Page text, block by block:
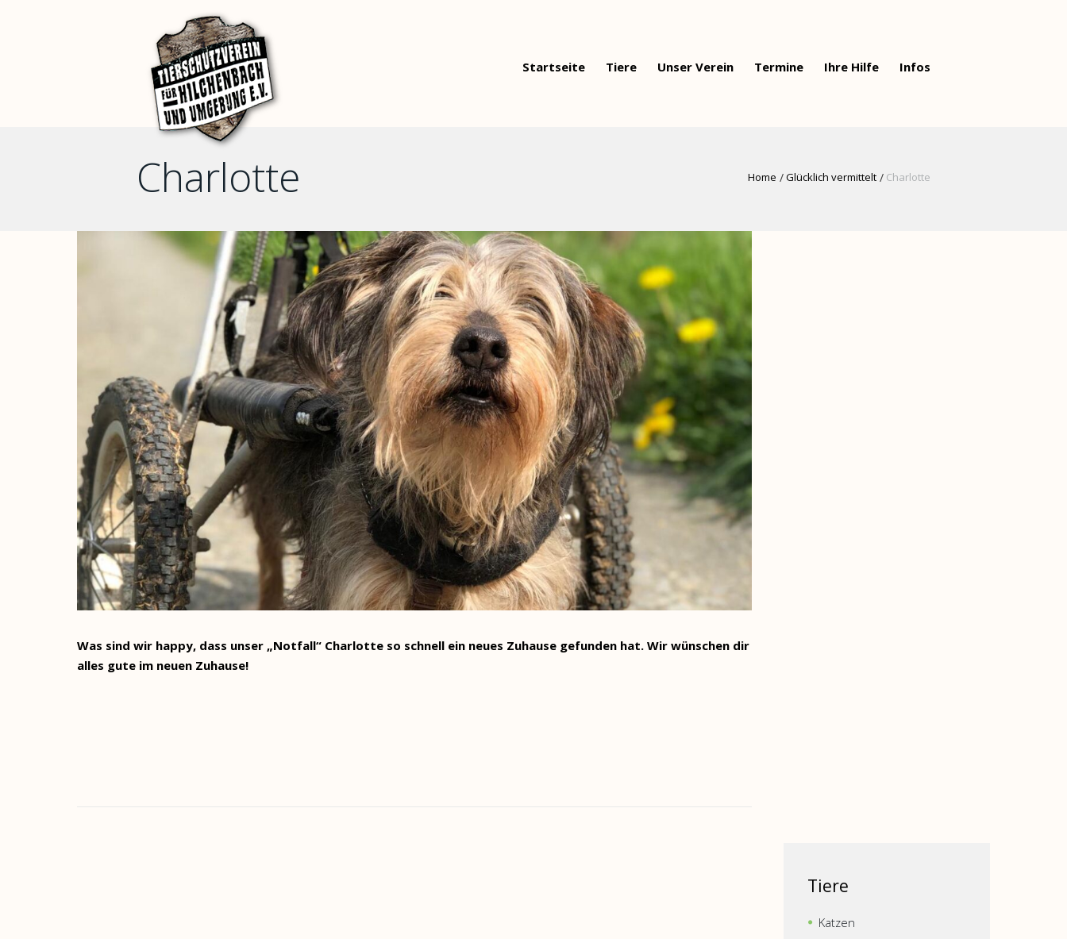
Startseite Tiere Unser Verein Termine Ihre Hilfe Infos
Home Glücklich vermittelt Charlotte
Charlotte
Was sind wir happy, dass unser „Notfall“ Charlotte so schnell ein neues Zuhause gefunden hat. Wir wünschen dir
alles gute im neuen Zuhause!
Tiere
Katzen